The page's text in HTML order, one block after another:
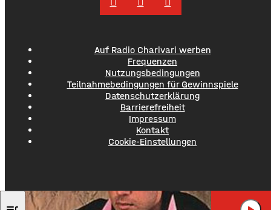
Auf Radio Charivari werben
Frequenzen
Nutzungsbedingungen
Teilnahmebedingungen für Gewinnspiele
Datenschutzerklärung
Barrierefreiheit
Impressum
Kontakt
Cookie-Einstellungen
BILLY JOEL